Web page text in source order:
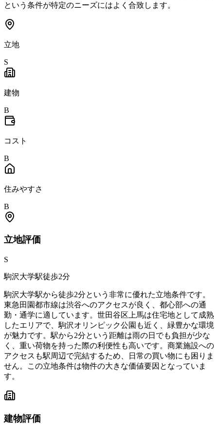
という条件が特定のニーズにはよく合致します。
立地
S
建物
B
コスト
B
住みやすさ
B
立地評価
S
駒沢大学駅徒歩2分
駒沢大学駅から徒歩2分という非常に優れた立地条件です。
東急田園都市線は渋谷へのアクセスが良く、都心部への通
勤・通学に適しています。世田谷区上馬は住宅地として成熟
したエリアで、駒沢オリンピック公園も近く、緑豊かな環境
が魅力です。駅から2分という距離は雨の日でも負担が少な
く、重い荷物を持った際の利便性も高いです。商業施設への
アクセスも駅周辺で完結するため、日常の買い物にも困りま
せん。この立地条件は物件の大きな価値要因となっていま
す。
建物評価